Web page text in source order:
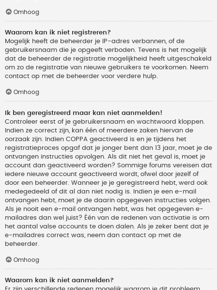
Omhoog
Waarom kan ik niet registreren?
Mogelijk heeft de beheerder je IP-adres verbannen, of de
gebruikersnaam die je opgeeft verboden. Tevens is het mogelijk
dat de beheerder de registratie mogelijkheid heeft uitgeschakeld
om zo de registratie van nieuwe gebruikers te voorkomen. Neem
contact op met de beheerder voor verdere hulp.
Omhoog
Ik ben geregistreerd maar kan niet aanmelden!
Controleer eerst of je gebruikersnaam en wachtwoord kloppen.
Indien ze correct zijn, kan één of meerdere zaken hiervan de
oorzaak zijn. Indien COPPA geactiveerd is en je tijdens het
registratieproces opgaf dat je jonger bent dan 13 jaar, moet je de
ontvangen instructies opvolgen. Als dit niet het geval is, moet je
account dan geactiveerd worden? Sommige forums vereisen dat
iedere nieuwe account geactiveerd wordt, ofwel door jezelf of
door een beheerder. Wanneer je je geregistreerd hebt, werd ook
medegedeeld of dit al dan niet nodig is. Indien je een e-mail
ontvangen hebt, moet je de daarin opgegeven instructies volgen.
Als je nooit een e-mail ontvangen hebt, was het opgegeven e-
mailadres dan wel juist? Één van de redenen van activatie is om
het aantal valse accounts te doen dalen. Als je zeker bent dat je
e-mailadres correct was, neem dan contact op met de
beheerder.
Omhoog
Waarom kan ik niet aanmelden?